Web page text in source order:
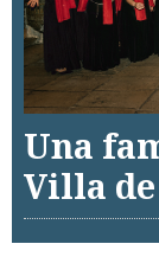
Una
Villa